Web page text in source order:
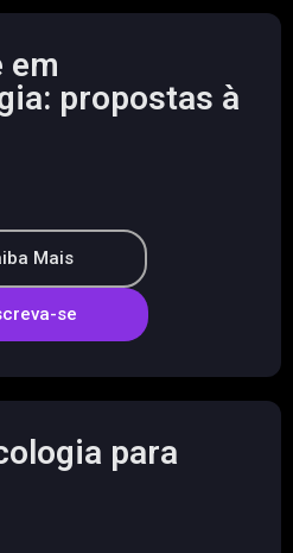
em
propostas à
Mais
se
para